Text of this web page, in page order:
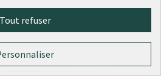
Tout refuser